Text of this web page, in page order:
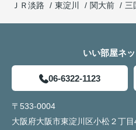
ＪＲ淡路
東淀川 関大前 三
いい部屋ネ
06-6322-1123
〒533-0004
大阪府大阪市東淀川区小松２丁